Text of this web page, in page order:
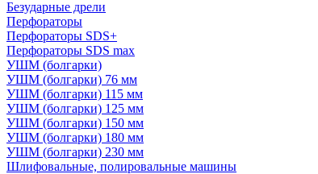
Безударные дрели
Перфораторы
Перфораторы SDS+
Перфораторы SDS max
УШМ (болгарки)
УШМ (болгарки) 76 мм
УШМ (болгарки) 115 мм
УШМ (болгарки) 125 мм
УШМ (болгарки) 150 мм
УШМ (болгарки) 180 мм
УШМ (болгарки) 230 мм
Шлифовальные, полировальные машины